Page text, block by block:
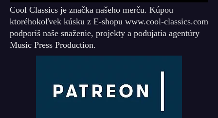
Cool Classics je značka našeho merču. Kúpou
ktoréhokoľvek kúsku z E-shopu www.cool-classics.com
podporíš naše snaženie, projekty a podujatia agentúry
Music Press Production.